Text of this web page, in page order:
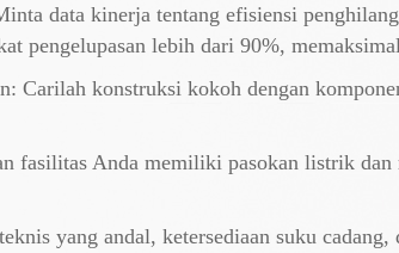
data kinerja tentang efisiensi
pengelupasan lebih dari 90%,
Carilah konstruksi kokoh dengan
fasilitas Anda memiliki pasokan listrik
yang andal, ketersediaan suku